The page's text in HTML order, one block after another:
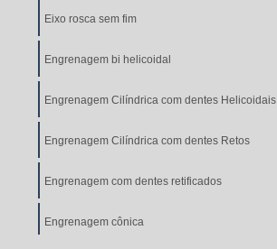
Eixo rosca sem fim
Engrenagem bi helicoidal
Engrenagem Cilíndrica com dentes Helicoidais
Engrenagem Cilíndrica com dentes Retos
Engrenagem com dentes retificados
Engrenagem cônica